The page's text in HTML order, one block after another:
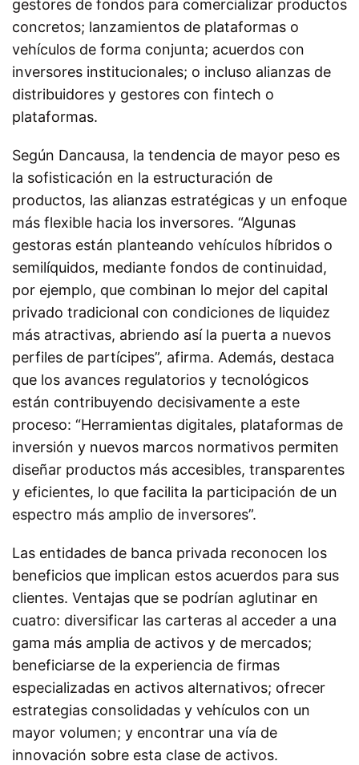
gestores de fondos para comercializar productos
concretos; lanzamientos de plataformas o
vehículos de forma conjunta; acuerdos con
inversores institucionales; o incluso alianzas de
distribuidores y gestores con fintech o
plataformas.
Según Dancausa, la tendencia de mayor peso es
la sofisticación en la estructuración de
productos, las alianzas estratégicas y un enfoque
más flexible hacia los inversores. “Algunas
gestoras están planteando vehículos híbridos o
semilíquidos, mediante fondos de continuidad,
por ejemplo, que combinan lo mejor del capital
privado tradicional con condiciones de liquidez
más atractivas, abriendo así la puerta a nuevos
perfiles de partícipes”, afirma. Además, destaca
que los avances regulatorios y tecnológicos
están contribuyendo decisivamente a este
proceso: “Herramientas digitales, plataformas de
inversión y nuevos marcos normativos permiten
diseñar productos más accesibles, transparentes
y eficientes, lo que facilita la participación de un
espectro más amplio de inversores”.
Las entidades de banca privada reconocen los
beneficios que implican estos acuerdos para sus
clientes. Ventajas que se podrían aglutinar en
cuatro: diversificar las carteras al acceder a una
gama más amplia de activos y de mercados;
beneficiarse de la experiencia de firmas
especializadas en activos alternativos; ofrecer
estrategias consolidadas y vehículos con un
mayor volumen; y encontrar una vía de
innovación sobre esta clase de activos.